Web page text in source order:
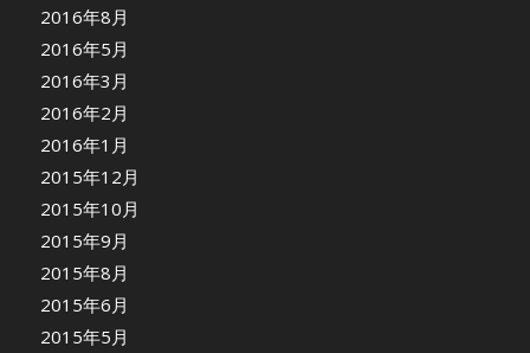
2016年8月
2016年5月
2016年3月
2016年2月
2016年1月
2015年12月
2015年10月
2015年9月
2015年8月
2015年6月
2015年5月